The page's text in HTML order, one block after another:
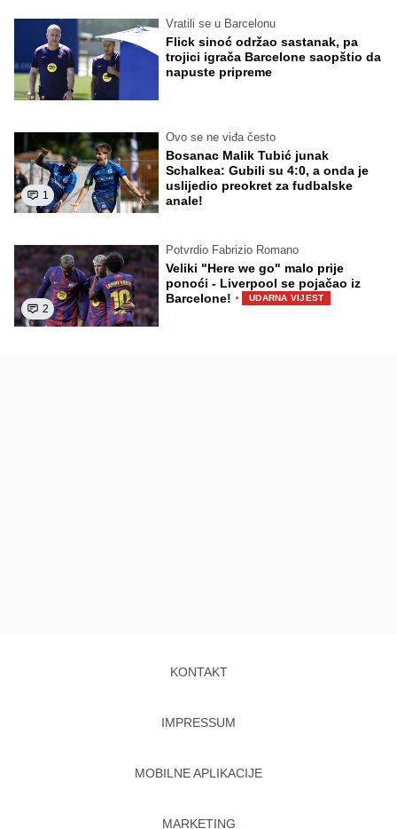
Vratili se u Barcelonu
Flick sinoć održao sastanak, pa
trojici igrača Barcelone saopštio da
napuste pripreme
1
Ovo se ne viđa često
Bosanac Malik Tubić junak
Schalkea: Gubili su 4:0, a onda je
uslijedio preokret za fudbalske
anale!
2
Potvrdio Fabrizio Romano
Veliki "Here we go" malo prije
ponoći - Liverpool se pojačao iz
Barcelone! · UDARNA VIJEST
KONTAKT
IMPRESSUM
MOBILNE APLIKACIJE
MARKETING